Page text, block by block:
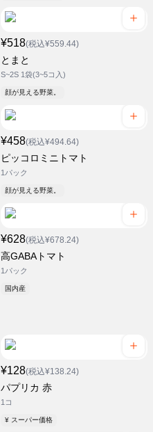
¥518(税込¥559.44)
とまと
S~2S 1袋(3~5コ入)
顔が見える野菜。
¥458(税込¥494.64)
ピッコロミニトマト
1パック
顔が見える野菜。
¥628(税込¥678.24)
高GABAトマト
1パック
国内産
¥128(税込¥138.24)
パプリカ 赤
1コ
¥ スーパー価格